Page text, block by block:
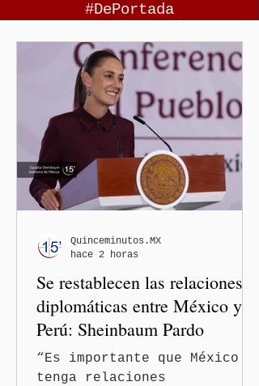
#DePortada
Se restablecen las relaciones
diplomáticas entre México y
Perú: Sheinbaum Pardo
“Es importante que México
tenga relaciones
Quinceminutos.MX
hace 2 horas